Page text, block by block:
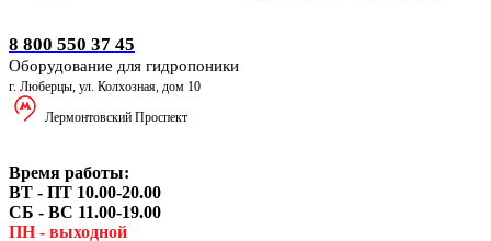
8 800 550 37 45
Оборудование для гидропоники
г. Люберцы, ул. Колхозная, дом 10
Лермонтовский Проспект
Время работы:
ВТ - ПТ 10.00-20.00
СБ - ВС 11.00-19.00
ПН - выходной